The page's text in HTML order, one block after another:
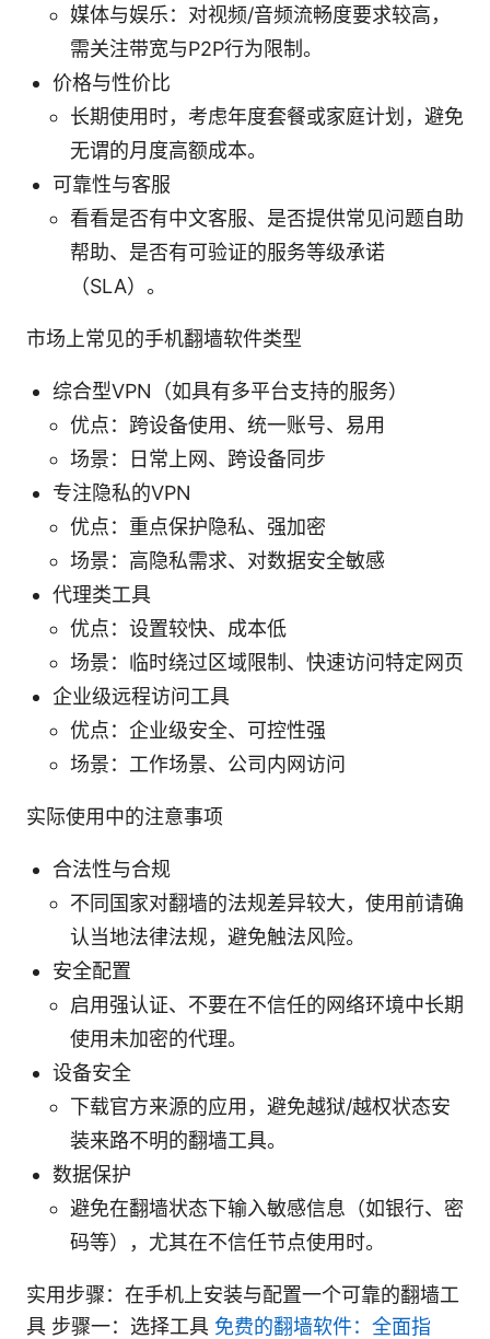
媒体与娱乐：对视频/音频流畅度要求较高，
需关注带宽与P2P行为限制。
价格与性价比
长期使用时，考虑年度套餐或家庭计划，避免
无谓的月度高额成本。
可靠性与客服
看看是否有中文客服、是否提供常见问题自助
帮助、是否有可验证的服务等级承诺
（SLA）。
市场上常见的手机翻墙软件类型
综合型VPN（如具有多平台支持的服务）
优点：跨设备使用、统一账号、易用
场景：日常上网、跨设备同步
专注隐私的VPN
优点：重点保护隐私、强加密
场景：高隐私需求、对数据安全敏感
代理类工具
优点：设置较快、成本低
场景：临时绕过区域限制、快速访问特定网页
企业级远程访问工具
优点：企业级安全、可控性强
场景：工作场景、公司内网访问
实际使用中的注意事项
合法性与合规
不同国家对翻墙的法规差异较大，使用前请确
认当地法律法规，避免触法风险。
安全配置
启用强认证、不要在不信任的网络环境中长期
使用未加密的代理。
设备安全
下载官方来源的应用，避免越狱/越权状态安
装来路不明的翻墙工具。
数据保护
避免在翻墙状态下输入敏感信息（如银行、密
码等），尤其在不信任节点使用时。
实用步骤：在手机上安装与配置一个可靠的翻墙工
具 步骤一：选择工具 免费的翻墙软件：全面指